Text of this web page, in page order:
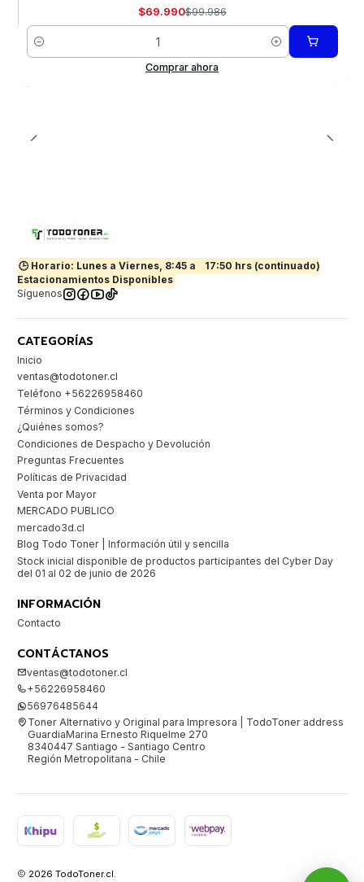
$69.990$99.986
Cantidad
Comprar ahora
🕒 Horario: Lunes a Viernes, 8:45 a
17:50 hrs (continuado)
Estacionamientos Disponibles
Síguenos
CATEGORÍAS
Inicio
ventas@todotoner.cl
Teléfono +56226958460
Términos y Condiciones
¿Quiénes somos?
Condiciones de Despacho y Devolución
Preguntas Frecuentes
Políticas de Privacidad
Venta por Mayor
MERCADO PUBLICO
mercado3d.cl
Blog Todo Toner | Información útil y sencilla
Stock inicial disponible de productos participantes del Cyber Day
del 01 al 02 de junio de 2026
INFORMACIÓN
Contacto
CONTÁCTANOS
ventas@todotoner.cl
+56226958460
56976485644
Toner Alternativo y Original para Impresora | TodoToner address
GuardiaMarina Ernesto Riquelme 270
8340447 Santiago - Santiago Centro
Región Metropolitana - Chile
2026 TodoToner.cl.